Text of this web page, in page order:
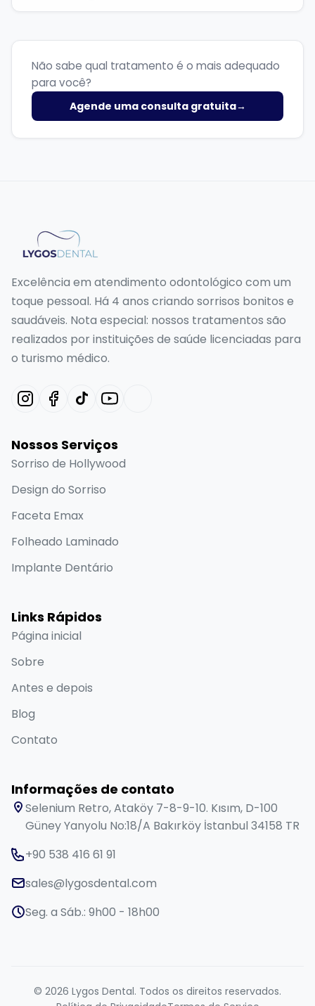
Não sabe qual tratamento é o mais adequado
para você?
Agende uma consulta gratuita→
Excelência em atendimento odontológico com um
toque pessoal. Há 4 anos criando sorrisos bonitos e
saudáveis. Nota especial: nossos tratamentos são
realizados por instituições de saúde licenciadas para
o turismo médico.
Nossos Serviços
Sorriso de Hollywood
Design do Sorriso
Faceta Emax
Folheado Laminado
Implante Dentário
Links Rápidos
Página inicial
Sobre
Antes e depois
Blog
Contato
Informações de contato
Selenium Retro, Ataköy 7-8-9-10. Kısım, D-100
Güney Yanyolu No:18/A Bakırköy İstanbul 34158 TR
+90 538 416 61 91
sales@lygosdental.com
Seg. a Sáb.: 9h00 - 18h00
© 2026 Lygos Dental. Todos os direitos reservados.